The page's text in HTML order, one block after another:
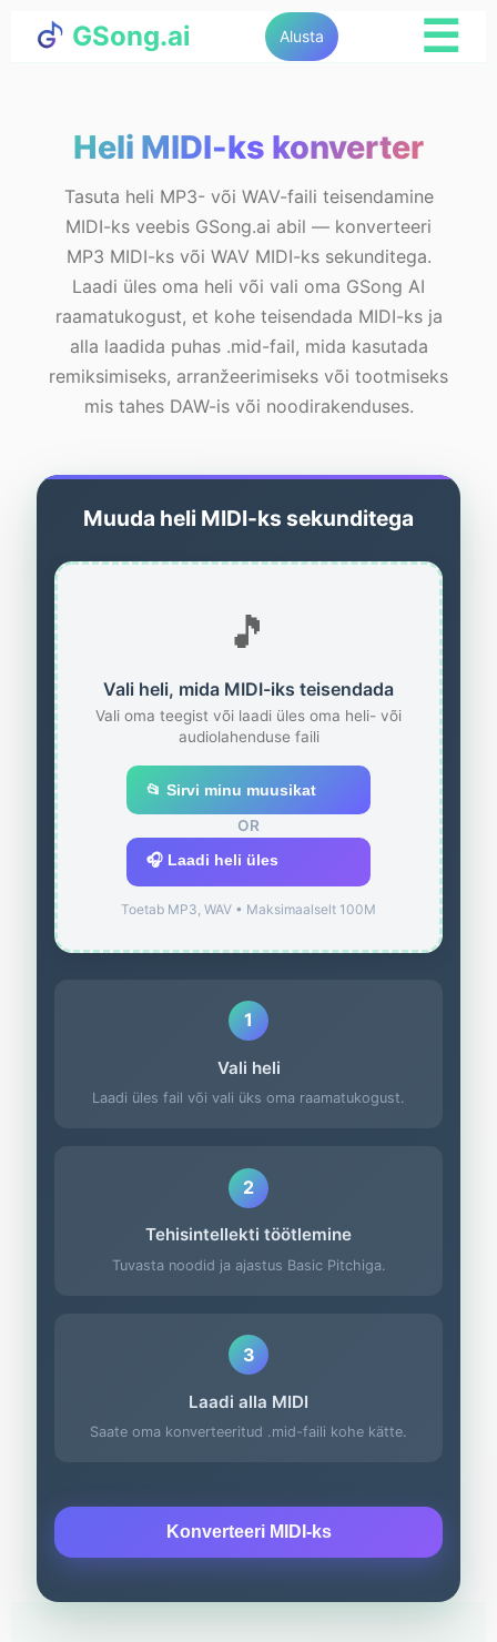
GSong.ai Alusta ☰
Heli MIDI-ks konverter
Tasuta heli MP3- või WAV-faili teisendamine
MIDI-ks veebis GSong.ai abil — konverteeri
MP3 MIDI-ks või WAV MIDI-ks sekunditega.
Laadi üles oma heli või vali oma GSong AI
raamatukogust, et kohe teisendada MIDI-ks ja
alla laadida puhas .mid-fail, mida kasutada
remiksimiseks, arranžeerimiseks või tootmiseks
mis tahes DAW-is või noodirakenduses.
Muuda heli MIDI-ks sekunditega
🎵
Vali heli, mida MIDI-iks teisendada
Vali oma teegist või laadi üles oma heli- või
audiolahenduse faili
📂 Sirvi minu muusikat
OR
🎧 Laadi heli üles
Toetab MP3, WAV • Maksimaalselt 100M
1
Vali heli
Laadi üles fail või vali üks oma raamatukogust.
2
Tehisintellekti töötlemine
Tuvasta noodid ja ajastus Basic Pitchiga.
3
Laadi alla MIDI
Saate oma konverteeritud .mid-faili kohe kätte.
Konverteeri MIDI-ks